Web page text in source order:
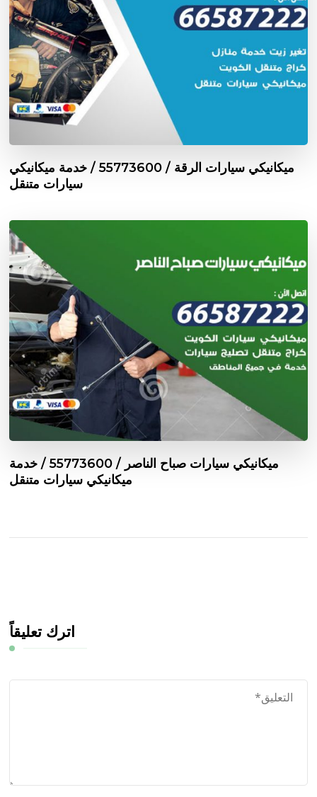
ميكانيكي سيارات الرقة / 55773600‬ / خدمة ميكانيكي
سيارات متنقل
ميكانيكي سيارات صباح الناصر / 55773600‬ / خدمة
ميكانيكي سيارات متنقل
اترك تعليقاً